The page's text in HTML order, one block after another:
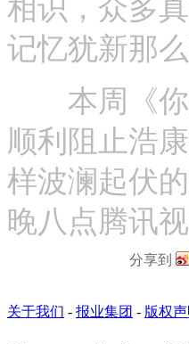
相识，众多
记忆犹新那
本周《你
顺利阻止浩
样波澜起伏
晚八点腾讯
分享到
关于我们 - 报业集团 - 版权声